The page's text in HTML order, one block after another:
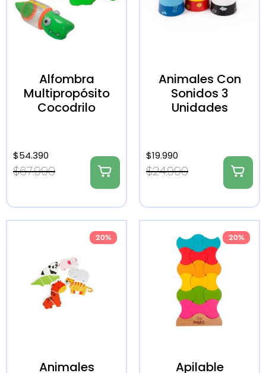
Alfombra
Multipropósito
Cocodrilo
$67.990
$54.390
Animales Con
Sonidos 3
Unidades
$24.990
$19.990
20%
Animales
20%
Apilable